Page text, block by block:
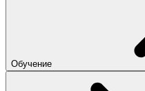
Обучение